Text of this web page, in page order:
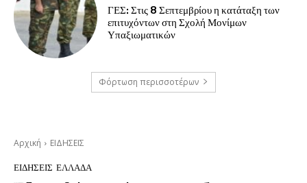
ΓΕΣ: Στις 8 Σεπτεμβρίου η κατάταξη των
επιτυχόντων στη Σχολή Μονίμων
Υπαξιωματικών
Φόρτωση περισσοτέρων